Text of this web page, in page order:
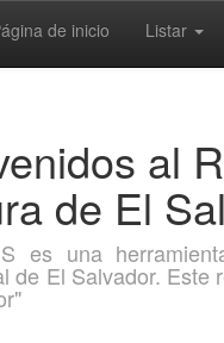
de inicio Listar
al
de El
es una
de El Salvador. Este